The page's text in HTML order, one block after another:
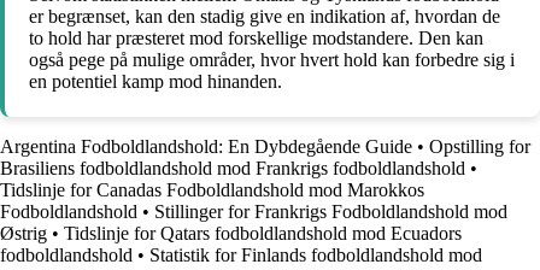
er begrænset, kan den stadig give en indikation af, hvordan de
to hold har præsteret mod forskellige modstandere. Den kan
også pege på mulige områder, hvor hvert hold kan forbedre sig i
en potentiel kamp mod hinanden.
Argentina Fodboldlandshold: En Dybdegående Guide • Opstilling for
Brasiliens fodboldlandshold mod Frankrigs fodboldlandshold •
Tidslinje for Canadas Fodboldlandshold mod Marokkos
Fodboldlandshold • Stillinger for Frankrigs Fodboldlandshold mod
Østrig • Tidslinje for Qatars fodboldlandshold mod Ecuadors
fodboldlandshold • Statistik for Finlands fodboldlandshold mod